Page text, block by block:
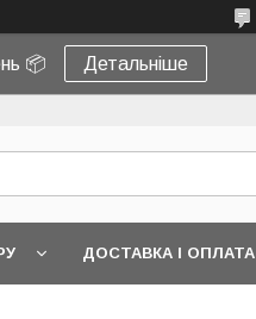
📦 Детальніше
ДОСТАВКА І ОПЛАТА